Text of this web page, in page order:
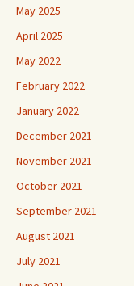
May 2025
April 2025
May 2022
February 2022
January 2022
December 2021
November 2021
October 2021
September 2021
August 2021
July 2021